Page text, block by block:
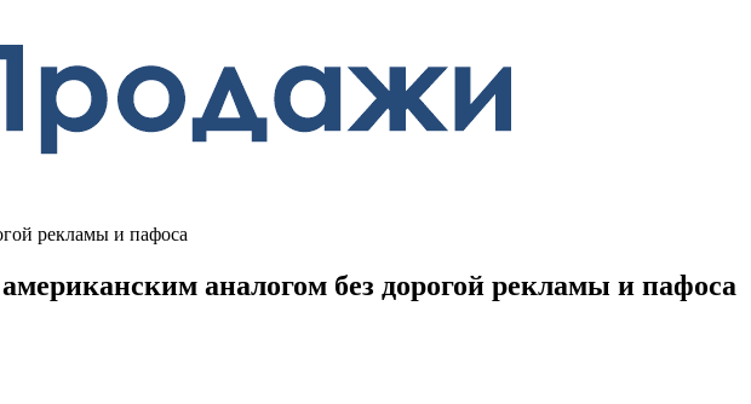
рекламы и пафоса
аналогом без дорогой рекламы и пафоса